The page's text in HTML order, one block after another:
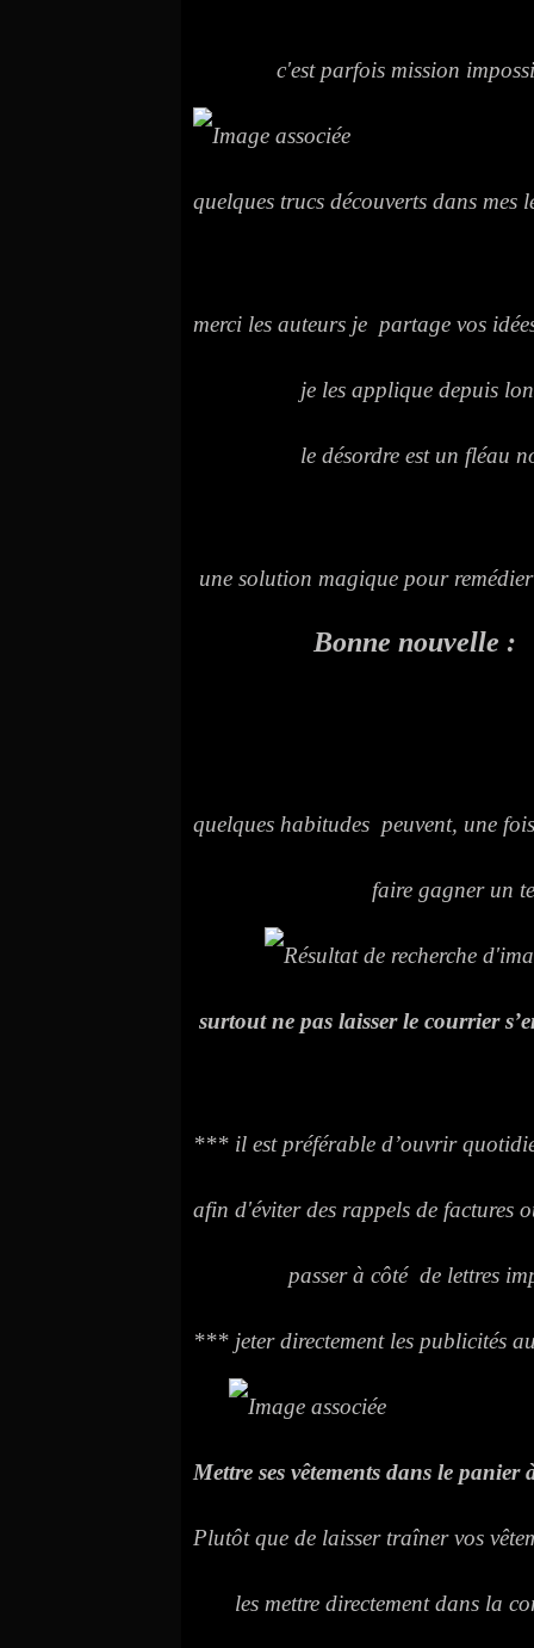
c'est parfois mission
quelques trucs découverts dans mes
merci les auteurs je partage vos
je les applique depuis
le désordre est un fléau
une solution magique pour
Bonne nouvelle :
quelques habitudes peuvent, une
faire gagner un temps
surtout ne pas laisser le courrier
*** il est préférable d’ouvrir
afin d'éviter des rappels de factures
passer à côté de lettres
*** jeter directement les publicités
Mettre ses vêtements dans le panier
Plutôt que de laisser traîner vos
les mettre directement dans la